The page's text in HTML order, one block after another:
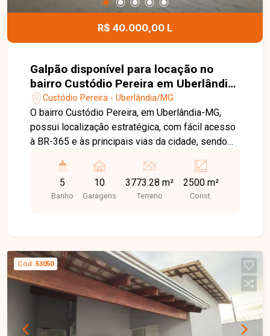
R$ 40.000,00 L
Galpão disponível para locação no
bairro Custódio Pereira em Uberlândia-
MGCustódio Pereira - Uberlândia/MG
O bairro Custódio Pereira, em Uberlândia-MG,
possui localização estratégica, com fácil acesso
à BR-365 e às principais vias da cidade, sendo
necessitam de logística eficiente, mobilidade e
infraestrutura para grandes operações. Imóvel
comercial com aproximadamente 2.500m² de
completa para operações industriais, logísticas,
centros de distribuição, armazenagem ou
empresas de grande porte. Sua localização
privilegiada, com rápido acesso à Rodovia BR-
365, proporciona praticidade e eficiência para as
atividades comerciais. Entre em contato para
5
Banho
10
Garagens
3773.28 m²
Terreno
2500 m²
Const.
Cód. 53050